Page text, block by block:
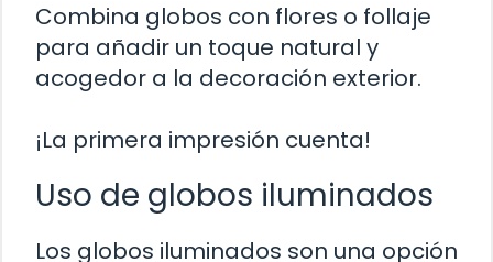
Combina globos con flores o follaje
para añadir un toque natural y
acogedor a la decoración exterior.
¡La primera impresión cuenta!
Uso de globos iluminados
Los globos iluminados son una opción